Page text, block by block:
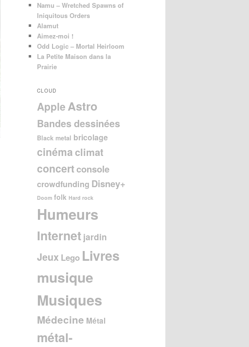
Namu – Wretched Spawns of
Iniquitous Orders
Alamut
Aimez-moi !
Odd Logic – Mortal Heirloom
La Petite Maison dans la
Prairie
CLOUD
Apple Astro
Bandes dessinées
Black metal bricolage
cinéma climat
concertconsole
crowdfunding Disney+
Doom folk Hard rock
Humeurs
Internet jardin
Jeux Lego Livres
musique
Musiques
Médecine Métal
métal-